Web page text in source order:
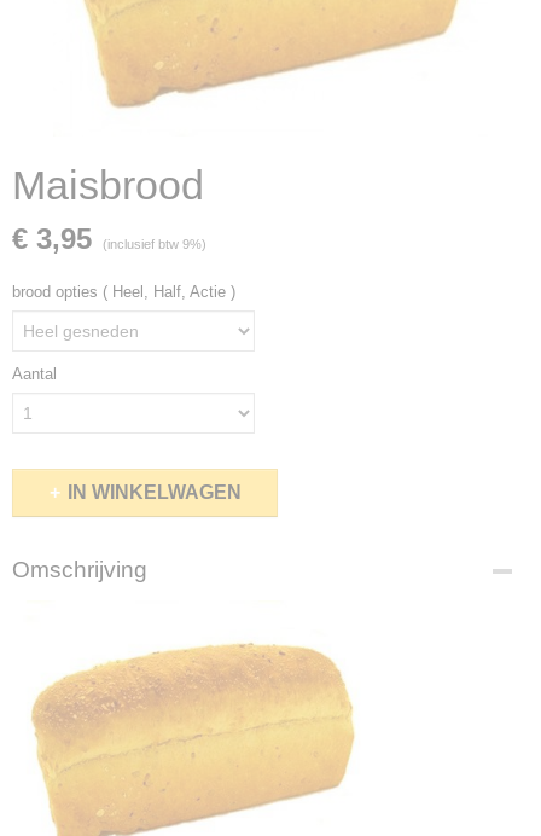
Maisbrood
€ 3,95 (inclusief btw 9%)
brood opties ( Heel, Half, Actie )
Aantal
IN WINKELWAGEN
Omschrijving